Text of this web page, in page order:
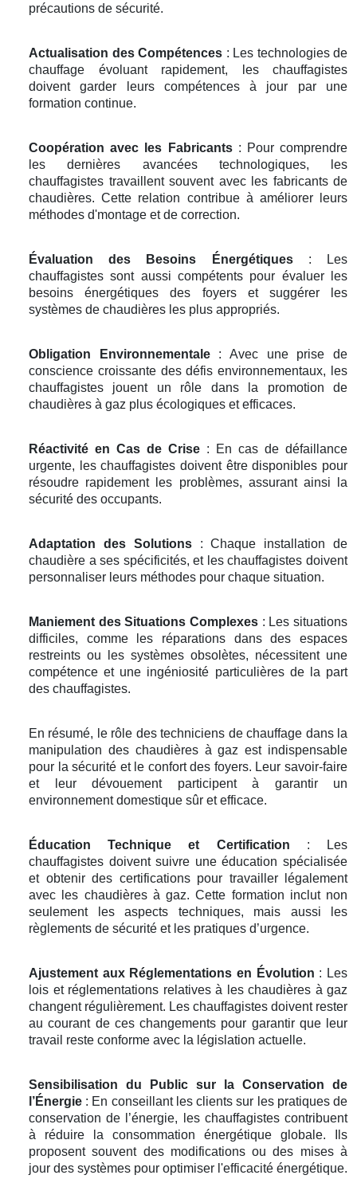
précautions de sécurité.
Actualisation des Compétences : Les technologies de
chauffage évoluant rapidement, les chauffagistes
doivent garder leurs compétences à jour par une
formation continue.
Coopération avec les Fabricants: Pour comprendre
les dernières avancées technologiques, les
chauffagistes travaillent souvent avec les fabricants de
chaudières. Cette relation contribue à améliorer leurs
méthodes d'montage et de correction.
Évaluation des Besoins Énergétiques: Les
chauffagistes sont aussi compétents pour évaluer les
besoins énergétiques des foyers et suggérer les
systèmes de chaudières les plus appropriés.
Obligation Environnementale: Avec une prise de
conscience croissante des défis environnementaux, les
chauffagistes jouent un rôle dans la promotion de
chaudières à gaz plus écologiques et efficaces.
Réactivité en Cas de Crise : En cas de défaillance
urgente, les chauffagistes doivent être disponibles pour
résoudre rapidement les problèmes, assurant ainsi la
sécurité des occupants.
Adaptation des Solutions: Chaque installation de
chaudière a ses spécificités, et les chauffagistes doivent
personnaliser leurs méthodes pour chaque situation.
Maniement des Situations Complexes : Les situations
difficiles, comme les réparations dans des espaces
restreints ou les systèmes obsolètes, nécessitent une
compétence et une ingéniosité particulières de la part
des chauffagistes.
En résumé, le rôle des techniciens de chauffage dans la
manipulation des chaudières à gaz est indispensable
pour la sécurité et le confort des foyers. Leur savoir-faire
et leur dévouement participent à garantir un
environnement domestique sûr et efficace.
Éducation Technique et Certification : Les
chauffagistes doivent suivre une éducation spécialisée
et obtenir des certifications pour travailler légalement
avec les chaudières à gaz. Cette formation inclut non
seulement les aspects techniques, mais aussi les
règlements de sécurité et les pratiques d’urgence.
Ajustement aux Réglementations en Évolution : Les
lois et réglementations relatives à les chaudières à gaz
changent régulièrement. Les chauffagistes doivent rester
au courant de ces changements pour garantir que leur
travail reste conforme avec la législation actuelle.
Sensibilisation du Public sur la Conservation de
l’Énergie : En conseillant les clients sur les pratiques de
conservation de l’énergie, les chauffagistes contribuent
à réduire la consommation énergétique globale. Ils
proposent souvent des modifications ou des mises à
jour des systèmes pour optimiser l'efficacité énergétique.